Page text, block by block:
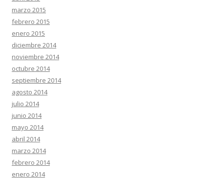
marzo 2015
febrero 2015
enero 2015
diciembre 2014
noviembre 2014
octubre 2014
septiembre 2014
agosto 2014
julio 2014
junio 2014
mayo 2014
abril 2014
marzo 2014
febrero 2014
enero 2014